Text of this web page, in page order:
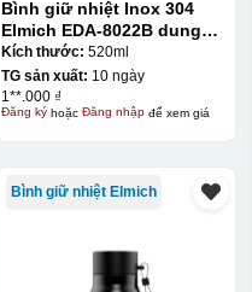
Bình giữ nhiệt Inox 304
Elmich EDA-8022B dung
tích 520ml
Kích thước: 520ml
TG sản xuất: 10 ngày
1**.000 ₫
Đăng kýhoặc Đăng nhậpđể xem giá
Bình giữ nhiệt Elmich